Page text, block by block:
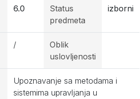
6.0
Status
predmeta
izborni
/
Oblik
uslovljenosti
Upoznavanje sa metodama i
sistemima upravljanja u